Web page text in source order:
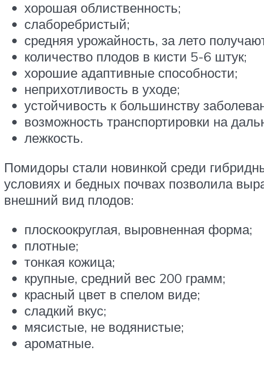
хорошая облиственность;
слаборебристый;
средняя урожайность, за лето
количество плодов в кисти 5-6 штук;
хорошие адаптивные способности;
неприхотливость в уходе;
устойчивость к большинству
возможность транспортировки на
лежкость.
Помидоры стали новинкой среди
условиях и бедных почвах позволила
внешний вид плодов:
плоскоокруглая, выровненная форма;
плотные;
тонкая кожица;
крупные, средний вес 200 грамм;
красный цвет в спелом виде;
сладкий вкус;
мясистые, не водянистые;
ароматные.